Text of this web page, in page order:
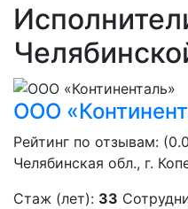
ООО
Рейтинг по отзывам:
Челябинская обл., г.
Стаж (лет): 33